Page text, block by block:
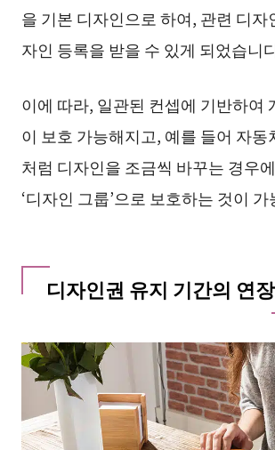
을 기본 디자인으로 하여, 관련 디자
자인 등록을 받을 수 있게 되었습니
이에 따라, 일관된 컨셉에 기반하여
이 보호 가능해지고, 예를 들어 자동
처럼 디자인을 조금씩 바꾸는 경우
‘디자인 그룹’으로 보호하는 것이
디자인권 유지 기간의 연장